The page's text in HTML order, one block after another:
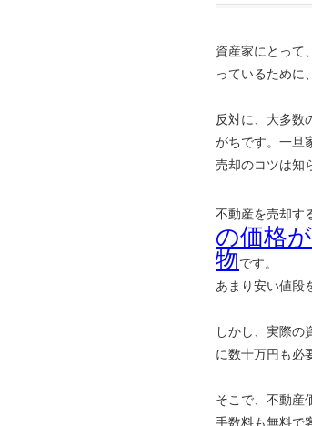
資産家にとって
っているために
反対に、大多数
がちです。一旦
売却のコツは知
不動産を売却す
の価格
物です。
あまり安い値段
しかし、実際の
に数十万円も必
そこで、不動産
手数料も無料で